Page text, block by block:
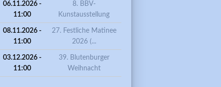
06.11.2026 -
11:00
8. BBV-
Kunstausstellung
08.11.2026 -
11:00
27. Festliche Matinee
2026 (...
03.12.2026 -
11:00
39. Blutenburger
Weihnacht